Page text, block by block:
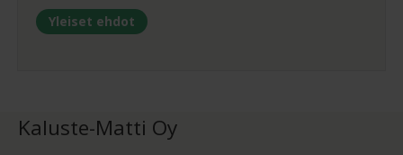
Yleiset ehdot
Kaluste-Matti Oy